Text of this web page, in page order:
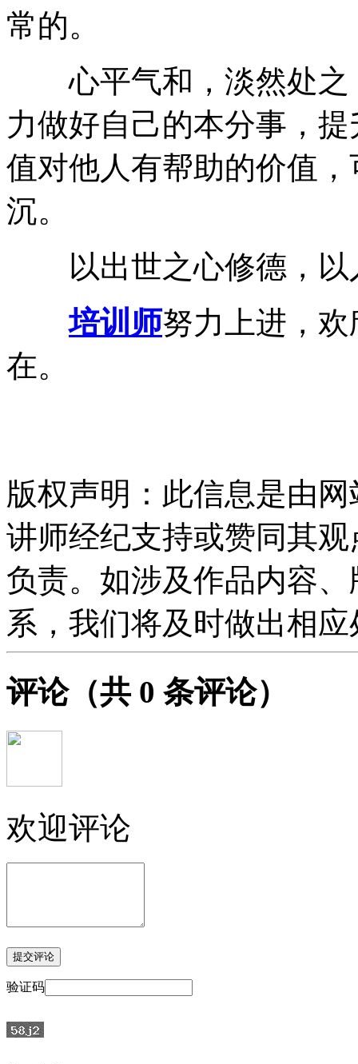
常的。
心平气和，淡然处之
力做好自己的本分事，
值对他人有帮助的价值
沉。
以出世之心修德，以
培训师努力上进，
在。
版权声明：此信息是由
讲师经纪支持或赞同其
负责。如涉及作品内容
系，我们将及时做出相
评论（共 0 条评论）
欢迎评论
验证码